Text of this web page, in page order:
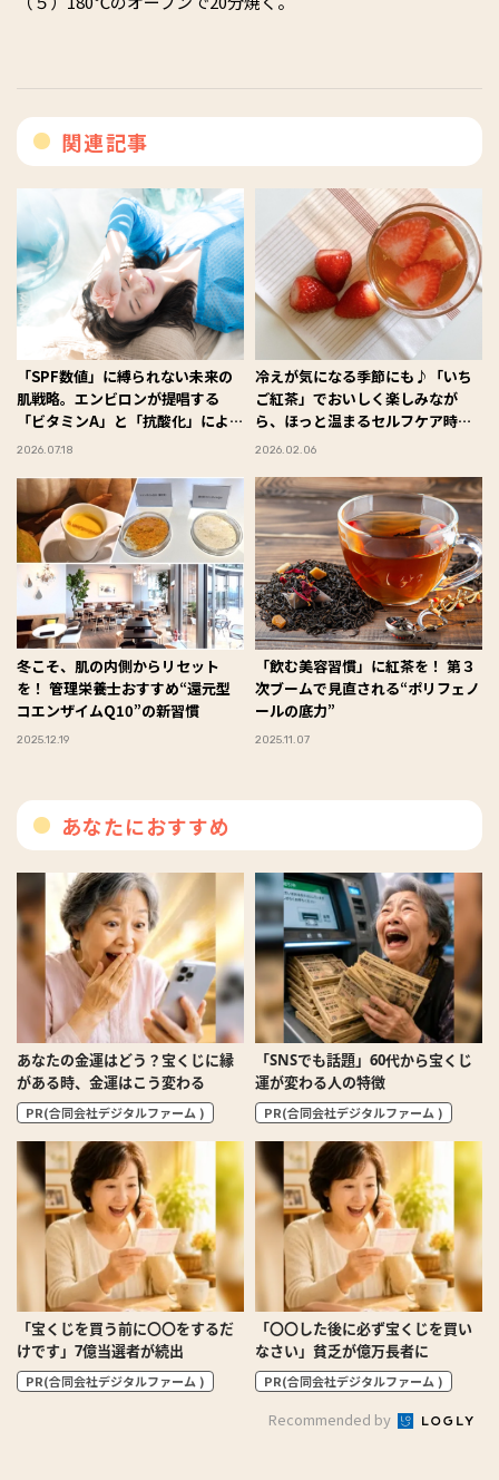
関連記事
「SPF数値」に縛られない未来の
肌戦略。エンビロンが提唱する
「ビタミンA」と「抗酸化」による
新時代のサンケアとは
2026.07.18
冷えが気になる季節にも♪「いち
ご紅茶」でおいしく楽しみなが
ら、ほっと温まるセルフケア時
間 #Omezaトーク
2026.02.06
冬こそ、肌の内側からリセット
を！ 管理栄養士おすすめ“還元型
コエンザイムQ10”の新習慣
2025.12.19
「飲む美容習慣」に紅茶を！ 第３
次ブームで見直される“ポリフェノ
ールの底力”
2025.11.07
あなたにおすすめ
あなたの金運はどう？宝くじに縁
がある時、金運はこう変わる
PR(合同会社デジタルファーム )
「SNSでも話題」60代から宝くじ
運が変わる人の特徴
PR(合同会社デジタルファーム )
「宝くじを買う前に〇〇をするだ
けです」7億当選者が続出
PR(合同会社デジタルファーム )
「〇〇した後に必ず宝くじを買い
なさい」貧乏が億万長者に
PR(合同会社デジタルファーム )
Recommended by